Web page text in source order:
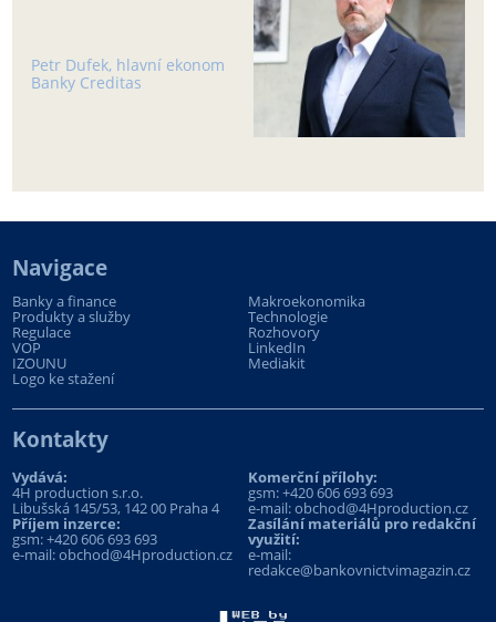
Petr Dufek, hlavní ekonom
Banky Creditas
Navigace
Banky a finance Makroekonomika
Produkty a služby Technologie
Regulace Rozhovory
VOP LinkedIn
IZOUNU Mediakit
Logo ke stažení
Kontakty
Vydává:
4H production s.r.o.
Libušská 145/53, 142 00 Praha 4
Příjem inzerce:
gsm:+420 606 693 693
e-mail:obchod@4Hproduction.cz
Komerční přílohy:
gsm:+420 606 693 693
e-mail:obchod@4Hproduction.cz
Zasílání materiálů pro redakční
využití:
e-mail:
redakce@bankovnictvimagazin.cz